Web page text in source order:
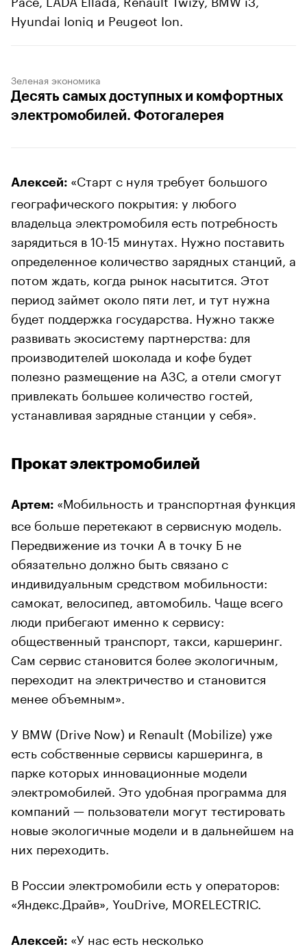
Hyundai Ioniq и Peugeot Ion.
Зеленая экономика
Десять самых доступных и комфортных
электромобилей. Фотогалерея
Алексей: «Старт с нуля требует большого
географического покрытия: у любого
владельца электромобиля есть потребность
зарядиться в 10-15 минутах. Нужно поставить
определенное количество зарядных станций, а
потом ждать, когда рынок насытится. Этот
период займет около пяти лет, и тут нужна
будет поддержка государства. Нужно также
развивать экосистему партнерства: для
производителей шоколада и кофе будет
полезно размещение на АЗС, а отели смогут
привлекать большее количество гостей,
устанавливая зарядные станции у себя».
Прокат электромобилей
Артем: «Мобильность и транспортная функция
все больше перетекают в сервисную модель.
Передвижение из точки А в точку Б не
обязательно должно быть связано с
индивидуальным средством мобильности:
самокат, велосипед, автомобиль. Чаще всего
люди прибегают именно к сервису:
общественный транспорт, такси, каршеринг.
Сам сервис становится более экологичным,
переходит на электричество и становится
менее объемным».
У BMW (Drive Now) и Renault (Mobilize) уже
есть собственные сервисы каршеринга, в
парке которых инновационные модели
электромобилей. Это удобная программа для
компаний — пользователи могут тестировать
новые экологичные модели и в дальнейшем на
них переходить.
В России электромобили есть у операторов:
«Яндекс.Драйв», YouDrive, MORELECTRIC.
Алексей: «У нас есть несколько